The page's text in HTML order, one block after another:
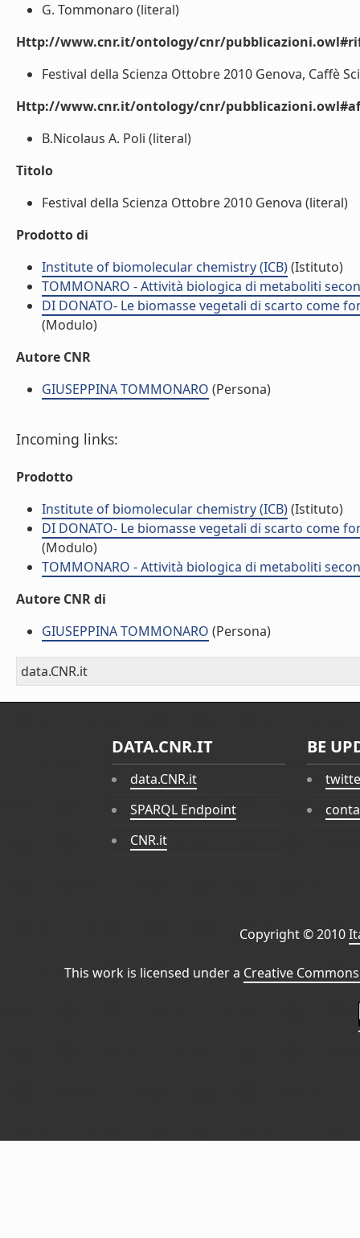
G. Tommonaro (literal)
Http://www.cnr.it/ontology/cnr/
Festival della Scienza Ottobre 2010 Genova, Caffè
Http://www.cnr.it/ontology/cnr/
B.Nicolaus A. Poli (literal)
Titolo
Festival della Scienza Ottobre 2010 Genova (literal)
Prodotto di
Institute of biomolecular chemistry (ICB)(Istituto)
TOMMONARO - Attività biologica di metaboliti
DI DONATO- Le biomasse vegetali di scarto come
(Modulo)
Autore CNR
GIUSEPPINA TOMMONARO (Persona)
Incoming links:
Prodotto
Institute of biomolecular chemistry (ICB)(Istituto)
DI DONATO- Le biomasse vegetali di scarto come
(Modulo)
TOMMONARO - Attività biologica di metaboliti
Autore CNR di
GIUSEPPINA TOMMONARO (Persona)
data.CNR.it
DATA.CNR.IT
data.CNR.it
SPARQL Endpoint
CNR.it
BE
Copyright © 2010
This work is licensed under a Creative